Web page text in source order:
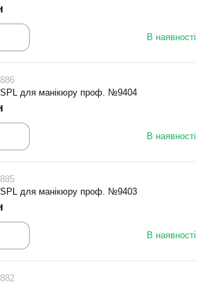
В наявності
SPL для манікюру проф. №9404
В наявності
SPL для манікюру проф. №9403
В наявності